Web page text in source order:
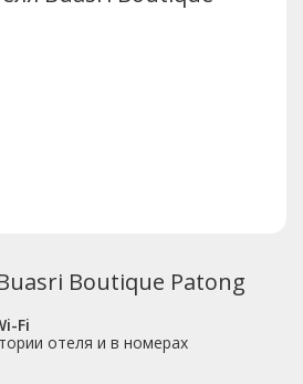
Boutique Patong
Fi
отеля и в номерах